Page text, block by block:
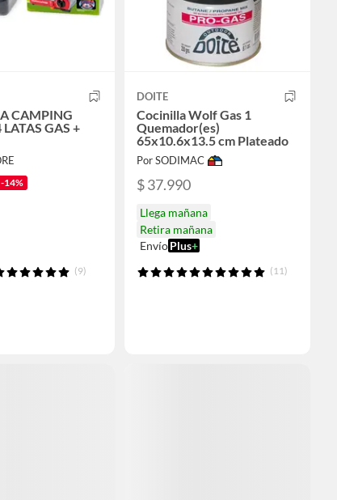
CAMPING
LATAS GAS +
-14%
(9)
DOITE
Cocinilla Wolf Gas 1
Quemador(es)
65x10.6x13.5 cm Plateado
Por SODIMAC
$ 37.990
Llega mañana
Retira mañana
EnvíoPlus+
(11)